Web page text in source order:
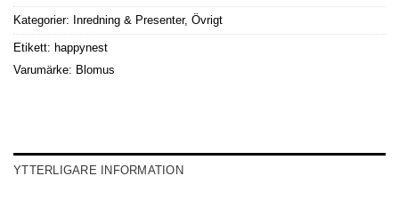
Kategorier: Inredning & Presenter, Övrigt
Etikett: happynest
Varumärke: Blomus
YTTERLIGARE INFORMATION